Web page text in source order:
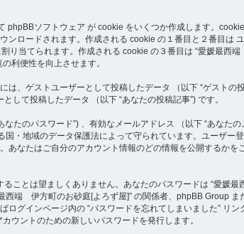
ソフトウェア が cookie をいくつか作成します。
ンロードされます。作成される cookie の１番目と２番目は
り当てられます。作成される cookie の３番目は “愛媛最西
利便性を向上させます。
、ゲストユーザーとして投稿したデータ （以下 “ゲストの
て投稿したデータ （以下 “あなたの投稿記事”) です。
たのパスワード”) 、有効なメールアドレス （以下 “あなたの
・地域のデータ保護法によって守られています。ユーザー
なたはご自分のアカウント情報のどの情報を公開するかを
ことは望ましくありません。あなたのパスワードは “愛媛
西端 伊方町のお砂庭[よろず屋]” の関係者、phpBB Group ま
グインページ内の “パスワードを忘れてしまいました” リン
ウントのための新しいパスワードを発行します。